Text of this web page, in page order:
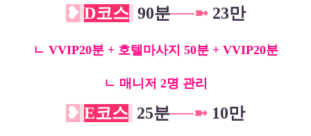
❥ D코스 90분──➼23만
ㄴ VVIP20분 + 호텔마사지 50분 + VVIP20분
ㄴ 매니저 2명 관리
❥ E코스 25분──➼ 10만